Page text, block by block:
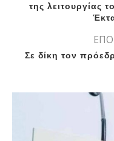
της λειτουργίας
Σε δίκη τον